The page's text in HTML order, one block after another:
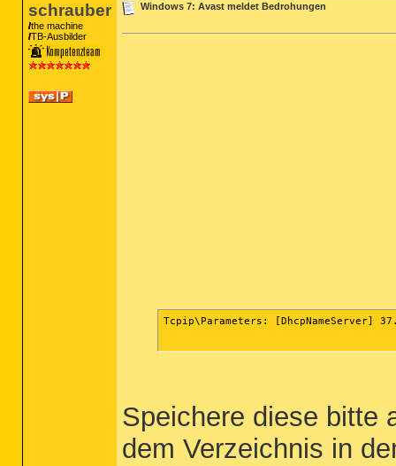
schrauber
the machine
TB-Ausbilder
Windows 7: Avast meldet Bedrohungen
Tcpip\Parameters: [DhcpNameServer]
Speichere diese bitte
dem Verzeichnis in